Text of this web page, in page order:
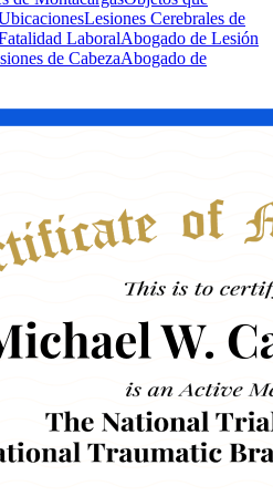
Lesiones Cerebrales de
LaboralAbogado de Lesión
de CabezaAbogado de